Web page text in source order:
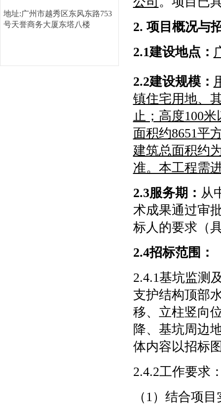
地址:广州市越秀区东风东路753
号天誉商务大厦东塔八楼
2. 项目概况与
2.1建设地点：
2.2建设规模：
镇住宅用地、
止；高度100
面积约8651平
建筑总面积约
准。本工程需
2.3服务期 ： 从
术成果通过审
标人的要求（
2.4招标范围：
2.4.1基坑监测
支护结构顶部
移、立柱竖向
降、基坑周边
体内容以招标
2.4.2工作要求
（ 1）结合项